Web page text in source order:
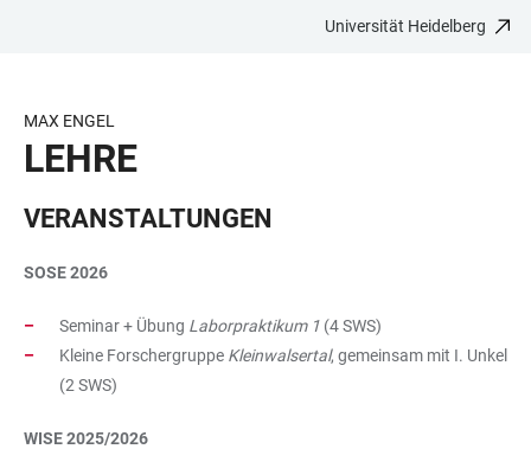
BARRIEREFREIHEIT
Universität Heidelberg
MAX ENGEL
LEHRE
VERANSTALTUNGEN
SOSE 2026
Seminar + Übung Laborpraktikum 1 (4 SWS)
Kleine Forschergruppe Kleinwalsertal, gemeinsam mit I. Unkel
(2 SWS)
WISE 2025/2026